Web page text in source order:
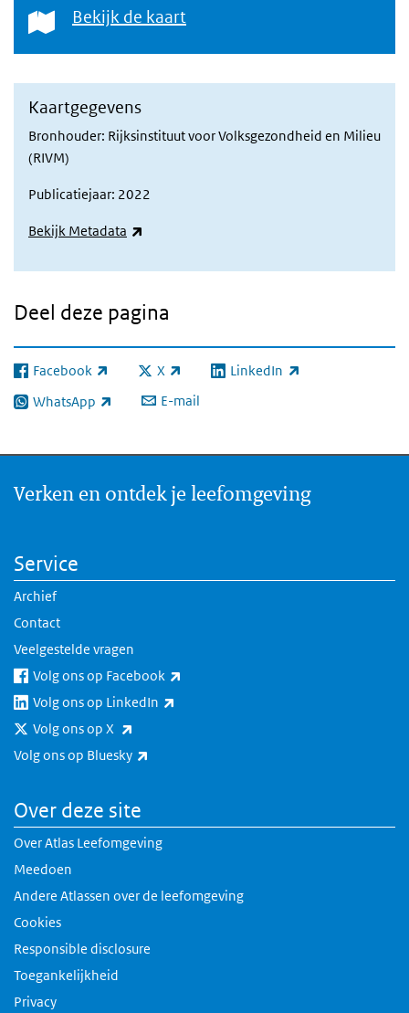
Bekijk de kaart
Bekijk de kaart
Kaartgegevens
Bronhouder: Rijksinstituut voor Volksgezondheid en Milieu
(RIVM)
Publicatiejaar: 2022
Bekijk Metadata
Deel deze pagina
Facebook
(externe link) X
(externe link) LinkedIn
(externe link)
WhatsApp
(externe link) E-mail
Verken en ontdek je leefomgeving
Service
Archief
Contact
Veelgestelde vragen
Volg ons op Facebook
Volg ons op LinkedIn
Volg ons op X
Volg ons op Bluesky
Over deze site
Over Atlas Leefomgeving
Meedoen
Andere Atlassen over de leefomgeving
Cookies
Responsible disclosure
Toegankelijkheid
Privacy